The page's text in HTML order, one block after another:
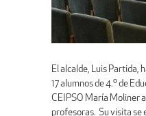
El alcalde, Luis Partida,
17 alumnos de 4.º de
CEIPSO María Moliner
profesoras. Su visita se